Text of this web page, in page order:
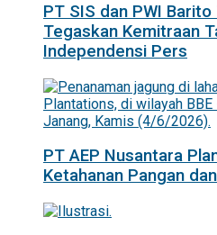
PT SIS dan PWI
Tegaskan Kemitraan
Independensi Pers
PT AEP Nusantara
Ketahanan Pangan